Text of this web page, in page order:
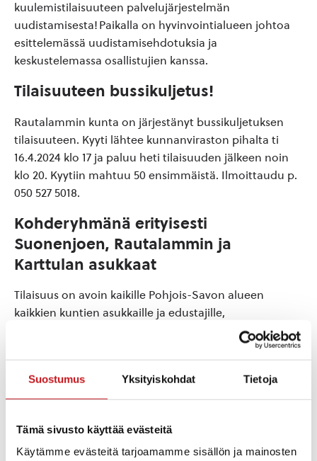
Suostumus Yksityiskohdat Tietoja
Tämä sivusto käyttää evästeitä
Käytämme evästeitä tarjoamamme sisällön ja mainosten
kuulemistilaisuuteen palvelujärjestelmän
uudistamisesta! Paikalla on hyvinvointialueen johtoa
esittelemässä uudistamisehdotuksia ja
keskustelemassa osallistujien kanssa.
Tilaisuuteen bussikuljetus!
Rautalammin kunta on järjestänyt bussikuljetuksen
tilaisuuteen. Kyyti lähtee kunnanviraston pihalta ti
16.4.2024 klo 17 ja paluu heti tilaisuuden jälkeen noin
klo 20. Kyytiin mahtuu 50 ensimmäistä. Ilmoittaudu p.
050 527 5018.
Kohderyhmänä erityisesti
Suonenjoen, Rautalammin ja
Karttulan asukkaat
Tilaisuus on avoin kaikille Pohjois-Savon alueen
kaikkien kuntien asukkaille ja edustajille,
hyvinvointialueen sidosryhmien edustajille sekä
Osallistuminen ei vaadi ennakkoilmoittautumista.
Ohjelma:
Kello 17.30-18.00, kahvitarjoilu